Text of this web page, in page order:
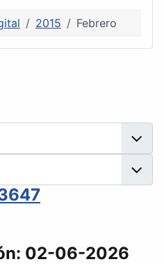
2015 Febrero
02-06-2026